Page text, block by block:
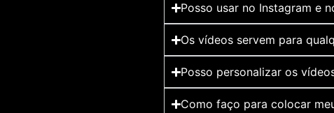
Posso usar no Instagram e
Os vídeos servem para
Posso personalizar os
Como faço para colocar